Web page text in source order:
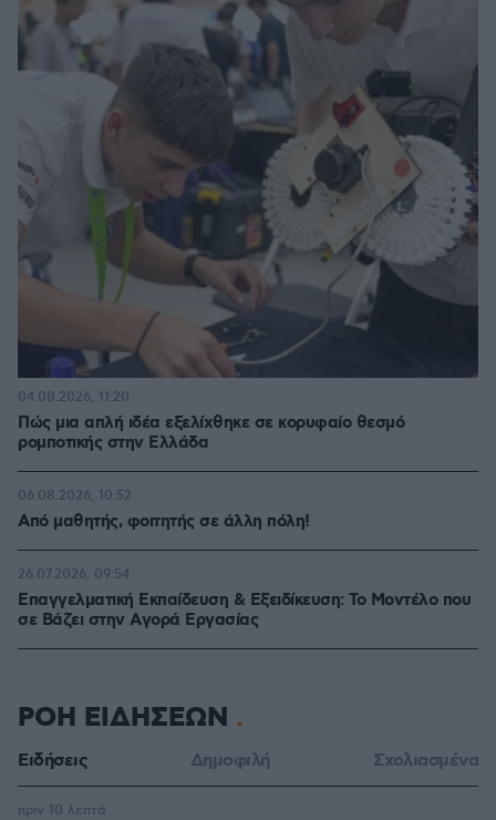
Πώς μια απλή ιδέα εξελίχθηκε σε κορυφαίο θεσμό
ρομποτικής στην Ελλάδα
04.08.2026, 11:20
Από μαθητής, φοιτητής σε άλλη πόλη!
06.08.2026, 10:52
Επαγγελματική Εκπαίδευση & Εξειδίκευση: Το Mοντέλο που
σε Bάζει στην Aγορά Eργασίας
26.07.2026, 09:54
ΡΟΗ ΕΙΔΗΣΕΩΝ
Ειδήσεις Δημοφιλή Σχολιασμένα
πριν 10 λεπτά